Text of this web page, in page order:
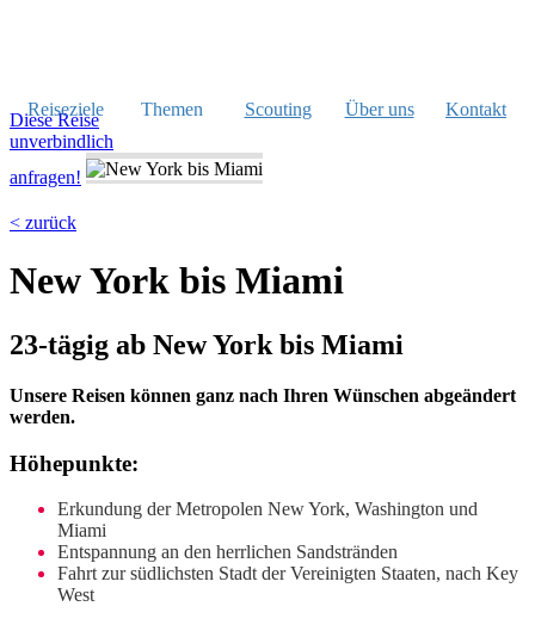
Reiseziele Themen Scouting Über uns Kontakt
Diese Reise
unverbindlich
anfragen!
< zurück
New York bis Miami
23-tägig ab New York bis Miami
Unsere Reisen können ganz nach Ihren Wünschen abgeändert
werden.
Höhepunkte:
Erkundung der Metropolen New York, Washington und
Miami
Entspannung an den herrlichen Sandstränden
Fahrt zur südlichsten Stadt der Vereinigten Staaten, nach Key
West